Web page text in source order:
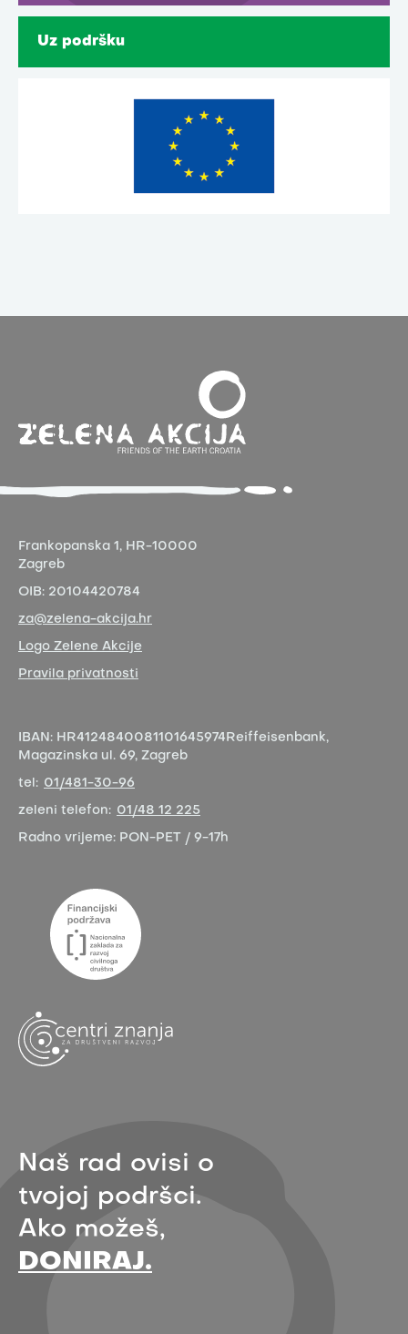
Uz podršku
Frankopanska 1, HR-10000
Zagreb
OIB: 20104420784
za@zelena-akcija.hr
Logo Zelene Akcije
Pravila privatnosti
IBAN: HR4124840081101645974 Reiffeisenbank,
Magazinska ul. 69, Zagreb
tel: 01/481-30-96
zeleni telefon: 01/48 12 225
Radno vrijeme: PON-PET / 9-17h
Naš rad ovisi o
tvojoj podršci.
Ako možeš,
DONIRAJ.